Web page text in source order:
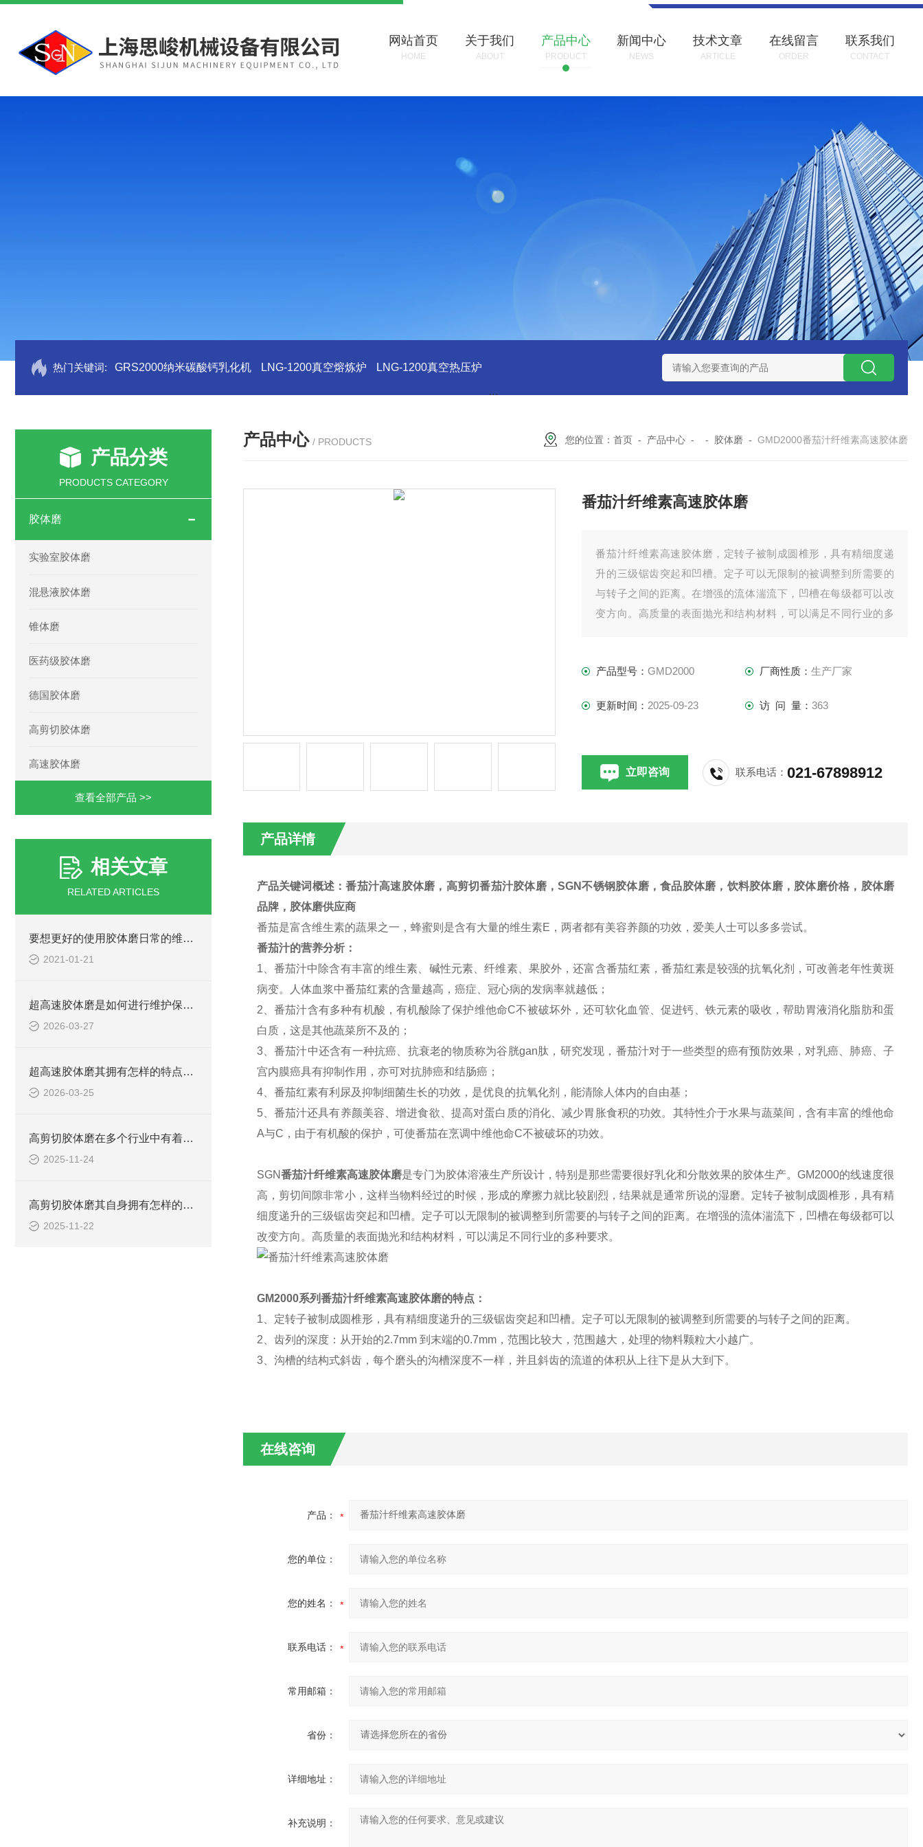
网站首页
HOME
关于我们
ABOUT
产品中心
PRODUCT
新闻中心
NEWS
技术文章
ARTICLE
在线留言
ORDER
联系我们
CONTACT
热门关键词: GRS2000纳米碳酸钙乳化机 LNG-1200真空熔炼炉 LNG-1200真空热压炉 LNHZ-1200碳包覆回转炉 LNHZ-1200可倾斜式回转炉
产品分类
PRODUCTS CATEGORY
胶体磨
实验室胶体磨
混悬液胶体磨
锥体磨
医药级胶体磨
德国胶体磨
高剪切胶体磨
高速胶体磨
查看全部产品 >>
相关文章
RELATED ARTICLES
要想更好的使用胶体磨日常的维护保养必*！
2021-01-21
超高速胶体磨是如何进行维护保养的？
2026-03-27
超高速胶体磨其拥有怎样的特点呢？
2026-03-25
高剪切胶体磨在多个行业中有着广泛的应用
2025-11-24
高剪切胶体磨其自身拥有怎样的作用呢？
2025-11-22
产品中心 / PRODUCTS 您的位置： 首页 - 产品中心 - - 胶体磨 - GMD2000番茄汁纤维素高速胶体磨
番茄汁纤维素高速胶体磨
番茄汁纤维素高速胶体磨，定转子被制成圆椎形，具有精细度递
升的三级锯齿突起和凹槽。定子可以无限制的被调整到所需要的
与转子之间的距离。在增强的流体湍流下，凹槽在每级都可以改
变方向。高质量的表面抛光和结构材料，可以满足不同行业的多
产品型号：GMD2000 厂商性质： 生产厂家
更新时间： 2025-09-23 访 问 量： 363
立即咨询 联系电话：021-67898912
产品详情
产品关键词概述：番茄汁高速胶体磨，高剪切番茄汁胶体磨，SGN不锈钢胶体磨，食品胶体磨，饮料胶体磨，胶体磨价格，胶体磨
品牌，胶体磨供应商
番茄是富含维生素的蔬果之一，蜂蜜则是含有大量的维生素E，两者都有美容养颜的功效，爱美人士可以多多尝试。
番茄汁的营养分析：
1、番茄汁中除含有丰富的维生素、碱性元素、纤维素、果胶外，还富含番茄红素，番茄红素是较强的抗氧化剂，可改善老年性黄斑
病变。人体血浆中番茄红素的含量越高，癌症、冠心病的发病率就越低；
2、番茄汁含有多种有机酸，有机酸除了保护维他命C不被破坏外，还可软化血管、促进钙、铁元素的吸收，帮助胃液消化脂肪和蛋
白质，这是其他蔬菜所不及的；
3、番茄汁中还含有一种抗癌、抗衰老的物质称为谷胱gan肽，研究发现，番茄汁对于一些类型的癌有预防效果，对乳癌、肺癌、子
宫内膜癌具有抑制作用，亦可对抗肺癌和结肠癌；
4、番茄红素有利尿及抑制细菌生长的功效，是优良的抗氧化剂，能清除人体内的自由基；
5、番茄汁还具有养颜美容、增进食欲、提高对蛋白质的消化、减少胃胀食积的功效。其特性介于水果与蔬菜间，含有丰富的维他命
A与C，由于有机酸的保护，可使番茄在烹调中维他命C不被破坏的功效。
SGN番茄汁纤维素高速胶体磨是专门为胶体溶液生产所设计，特别是那些需要很好乳化和分散效果的胶体生产。 GM2000的线速度很
高，剪切间隙非常小，这样当物料经过的时候，形成的摩擦力就比较剧烈，结果就是通常所说的湿磨。定转子被制成圆椎形，具有精
细度递升的三级锯齿突起和凹槽。定子可以无限制的被调整到所需要的与转子之间的距离。在增强的流体湍流下，凹槽在每级都可以
改变方向。高质量的表面抛光和结构材料，可以满足不同行业的多种要求。
GM2000系列番茄汁纤维素高速胶体磨的特点：
1、定转子被制成圆椎形，具有精细度递升的三级锯齿突起和凹槽。定子可以无限制的被调整到所需要的与转子之间的距离。
2、齿列的深度：从开始的2.7mm 到末端的0.7mm，范围比较大，范围越大，处理的物料颗粒大小越广。
3、沟槽的结构式斜齿，每个磨头的沟槽深度不一样，并且斜齿的流道的体积从上往下是从大到下。
在线咨询
产品：
您的单位：
您的姓名：
联系电话：
常用邮箱：
省份：
详细地址：
补充说明：